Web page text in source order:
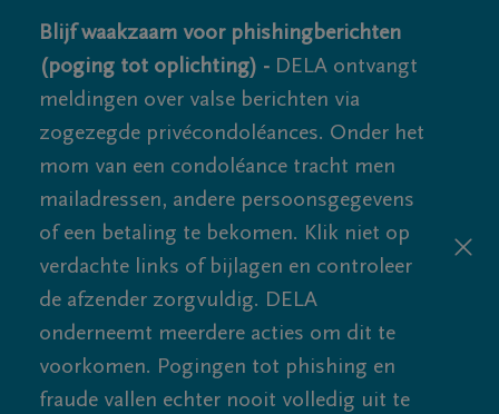
Blijf waakzaam voor phishingberichten
(poging tot oplichting) - DELA ontvangt
meldingen over valse berichten via
zogezegde privécondoléances. Onder het
mom van een condoléance tracht men
mailadressen, andere persoonsgegevens
of een betaling te bekomen. Klik niet op
verdachte links of bijlagen en controleer
de afzender zorgvuldig. DELA
onderneemt meerdere acties om dit te
voorkomen. Pogingen tot phishing en
fraude vallen echter nooit volledig uit te